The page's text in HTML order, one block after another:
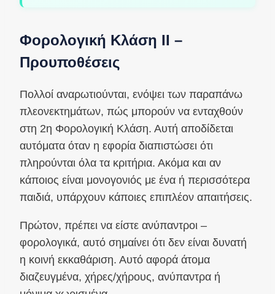
Φορολογική Κλάση II –
Προυποθέσεις
Πολλοί αναρωτιούνται, ενόψει των παραπάνω
πλεονεκτημάτων, πώς μπορούν να ενταχθούν
στη 2η Φορολογική Κλάση. Αυτή αποδίδεται
αυτόματα όταν η εφορία διαπιστώσει ότι
πληρούνται όλα τα κριτήρια. Ακόμα και αν
κάποιος είναι μονογονιός με ένα ή περισσότερα
παιδιά, υπάρχουν κάποιες επιπλέον απαιτήσεις.
Πρώτον, πρέπει να είστε ανύπαντροι –
φορολογικά, αυτό σημαίνει ότι δεν είναι δυνατή
η κοινή εκκαθάριση. Αυτό αφορά άτομα
διαζευγμένα, χήρες/χήρους, ανύπαντρα ή